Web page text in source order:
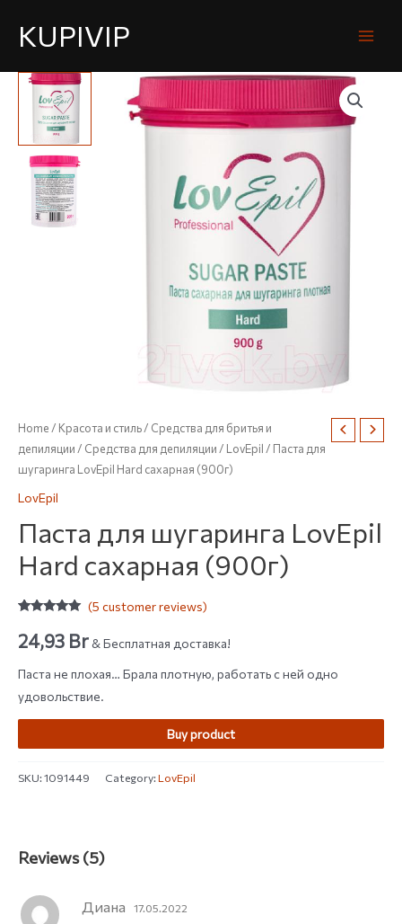
KUPIVIP
Home/ Красота и стиль/ Средства для бритья и
депиляции/ Средства для депиляции/ LovEpil/ Паста для
шугаринга LovEpil Hard сахарная (900г)
LovEpil
Паста для шугаринга LovEpil
Hard сахарная (900г)
out of 5
based on
ratings
(5 customer reviews)
24,93 Br& Бесплатная доставка!
Паста не плохая… Брала плотную, работать с ней одно
удовольствие.
Buy product
SKU:1091449 Category:LovEpil
Reviews (5)
Диана 17.05.2022